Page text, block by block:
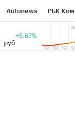
Autonews РБК
Тренды
руб
+5.87%